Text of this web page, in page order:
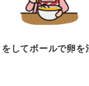
してボールで卵